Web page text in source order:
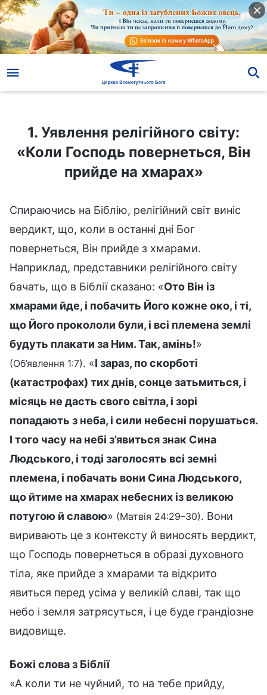
1. Уявлення релігійного світу:
«Коли Господь повернеться, Він
прийде на хмарах»
Спираючись на Біблію, релігійний світ виніс
вердикт, що, коли в останні дні Бог
повернеться, Він прийде з хмарами.
Наприклад, представники релігійного світу
бачать, що в Біблії сказано: «Ото Він із
хмарами йде, і побачить Його кожне око, і ті,
що Його прокололи були, і всі племена землі
будуть плакати за Ним. Так, амінь!»
(Об’явлення 1:7). «І зараз, по скорботі
(катастрофах) тих днів, сонце затьмиться, і
місяць не дасть свого світла, і зорі
попадають з неба, і сили небесні порушаться.
І того часу на небі з’явиться знак Сина
Людського, і тоді заголосять всі земні
племена, і побачать вони Сина Людського,
що йтиме на хмарах небесних із великою
потугою й славою» (Матвія 24:29–30). Вони
виривають це з контексту й виносять вердикт,
що Господь повернеться в образі духовного
тіла, яке прийде з хмарами та відкрито
явиться перед усіма у великій славі, так що
небо і земля затрясуться, і це буде грандіозне
видовище.
Божі слова з Біблії
«А коли ти не чуйний, то на тебе прийду,